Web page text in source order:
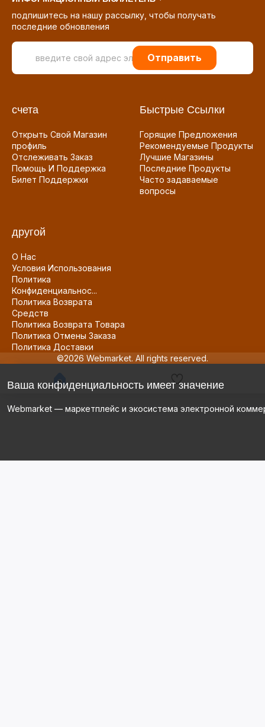
подпишитесь на нашу рассылку, чтобы получать
последние обновления
Отправить
счета
Открыть Свой Магазин
профиль
Отслеживать Заказ
Помощь И Поддержка
Билет Поддержки
Быстрые Ссылки
Горящие Предложения
Рекомендуемые Продукты
Лучшие Магазины
Последние Продукты
Часто задаваемые
вопросы
другой
О Нас
Условия Использования
Политика
Конфиденциальнос...
Политика Возврата
Средств
Политика Возврата Товара
Политика Отмены Заказа
Политика Доставки
©2026 Webmarket. All rights reserved.
Ваша конфиденциальность имеет значение
Webmarket — маркетплейс и экосистема электронной